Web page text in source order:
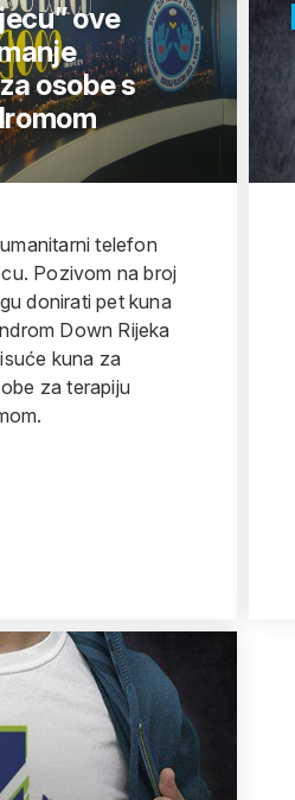
ove
osobe s
telefon
Pozivom na broj
donirati pet kuna
Down Rijeka
kuna za
za terapiju